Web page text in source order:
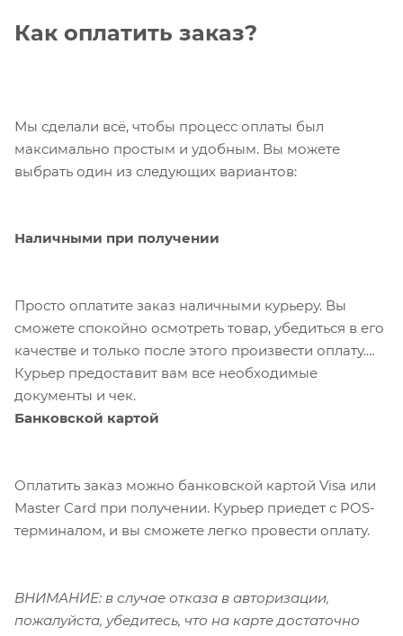
Как оплатить заказ?
Мы сделали всё, чтобы процесс оплаты был
максимально простым и удобным. Вы можете
выбрать один из следующих вариантов:
Наличными при получении
Просто оплатите заказ наличными курьеру. Вы
сможете спокойно осмотреть товар, убедиться в его
качестве и только после этого произвести оплату.
Курьер предоставит вам все необходимые
документы и чек.
Банковской картой
Оплатить заказ можно банковской картой Visa или
Master Card при получении. Курьер приедет с POS-
терминалом, и вы сможете легко провести оплату.
ВНИМАНИЕ: в случае отказа в авторизации,
пожалуйста, убедитесь, что на карте достаточно